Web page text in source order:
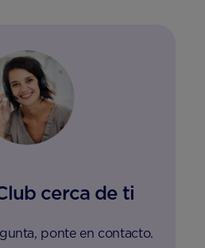
cerca de ti
ponte en contacto.